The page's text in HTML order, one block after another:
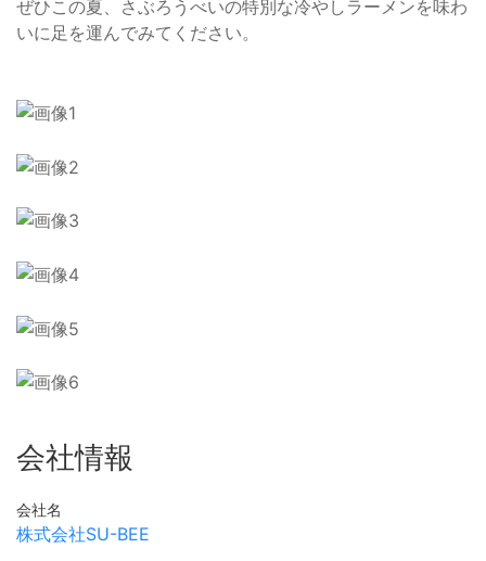
ぜひこの夏、さぶろうべいの特別な冷やしラーメンを味わ
いに足を運んでみてください。
会社情報
会社名
株式会社SU-BEE